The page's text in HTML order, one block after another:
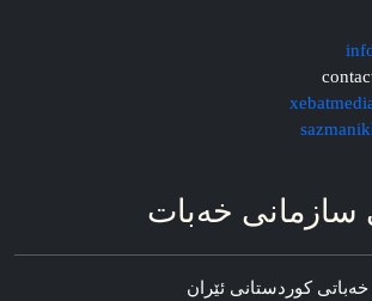
سازمانی خه‌بات
کوردستانی ئێران